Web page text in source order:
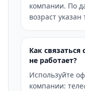
компании. По
возраст указан
Как
не работает?
Используйте
компании: